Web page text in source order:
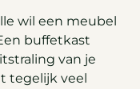
wil een meubel
buffetkast
van je
tegelijk veel